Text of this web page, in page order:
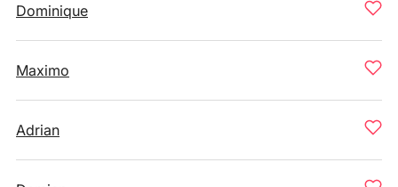
Dominique
Maximo
Adrian